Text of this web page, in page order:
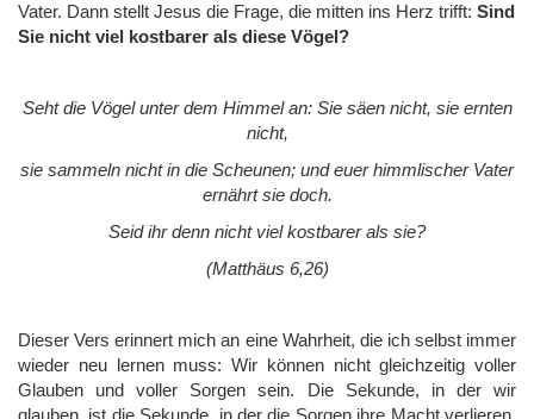
Vater. Dann stellt Jesus die Frage, die mitten ins Herz trifft: Sind
Sie nicht viel kostbarer als diese Vögel?
Seht die Vögel unter dem Himmel an: Sie säen nicht, sie ernten
nicht,
sie sammeln nicht in die Scheunen; und euer himmlischer Vater
ernährt sie doch.
Seid ihr denn nicht viel kostbarer als sie?
(Matthäus 6,26)
Dieser Vers erinnert mich an eine Wahrheit, die ich selbst immer
wieder neu lernen muss: Wir können nicht gleichzeitig voller
Glauben und voller Sorgen sein. Die Sekunde, in der wir